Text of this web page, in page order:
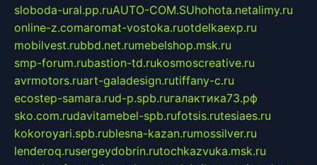
sloboda-ural.pp.ruAUTO-COM.SUhohota.netalimy.ru
online-z.comaromat-vostoka.ruotdelkaexp.ru
mobilvest.rubbd.net.rumebelshop.msk.ru
smp-forum.rubastion-td.rukosmoscreative.ru
avrmotors.ruart-galadesign.rutiffany-c.ru
ecostep-samara.rud-p.spb.ruгалактика73.рф
sko.com.rudavitamebel-spb.rufotsis.rutesiaes.ru
kokoroyari.spb.rublesna-kazan.rumossilver.ru
lenderoq.rusergeydobrin.rutochkazvuka.msk.ru